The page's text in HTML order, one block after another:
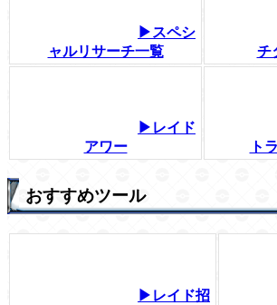
▶スペシ
ャルリサーチ一覧
チ
▶レイド
アワー
ト
おすすめツール
▶レイド招